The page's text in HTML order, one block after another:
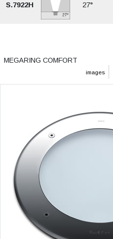
S.7922H 27°
images
MEGARING COMFORT